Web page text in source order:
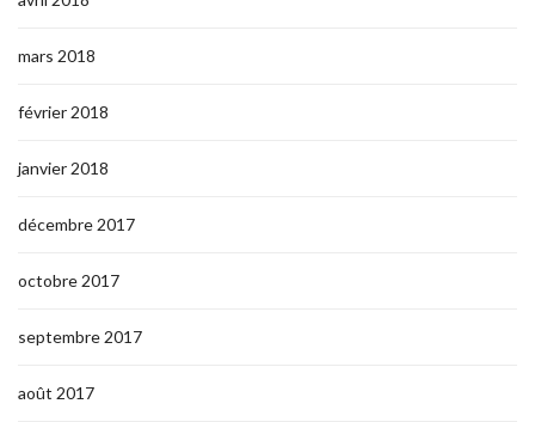
mars 2018
février 2018
janvier 2018
décembre 2017
octobre 2017
septembre 2017
août 2017